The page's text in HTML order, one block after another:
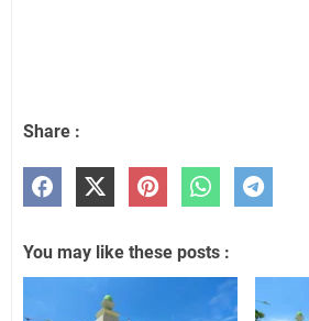
Share :
You may like these posts :